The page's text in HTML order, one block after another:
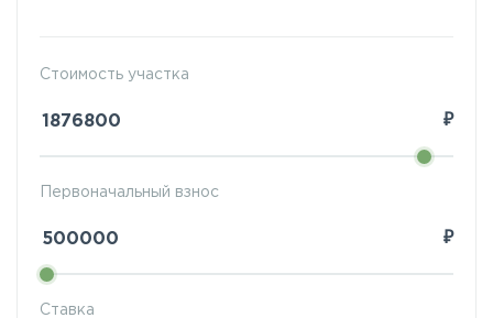
Стоимость участка
₽
Ставка
Первоначальный взнос
₽